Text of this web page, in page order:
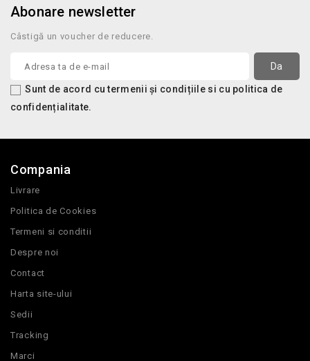
Abonare newsletter
Câstigă un voucher de reducere.
Sunt de acord cu termenii și condițiile si cu politica de
confidențialitate.
Compania
Livrare
Politica de Cookies
Termeni si conditii
Despre noi
Contact
Harta site-ului
Sedii
Tracking
Marci